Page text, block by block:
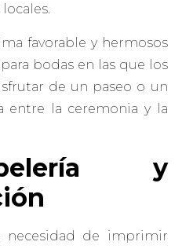
favorable y hermosos
bodas en las que los
de un paseo o un
entre la ceremonia y la
y
necesidad de imprimir